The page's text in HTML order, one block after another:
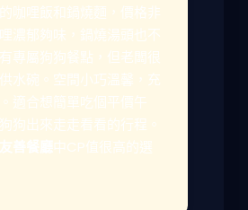
咖哩飯和鍋燒麵，價格非
濃郁夠味，鍋燒湯頭也不
專屬狗狗餐點，但老闆很
水碗。空間小巧溫馨，充
適合想簡單吃個平價午
狗出來走走看看的行程。
善餐廳中CP值很高的選